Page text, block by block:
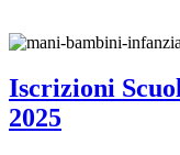
Iscrizioni
2025